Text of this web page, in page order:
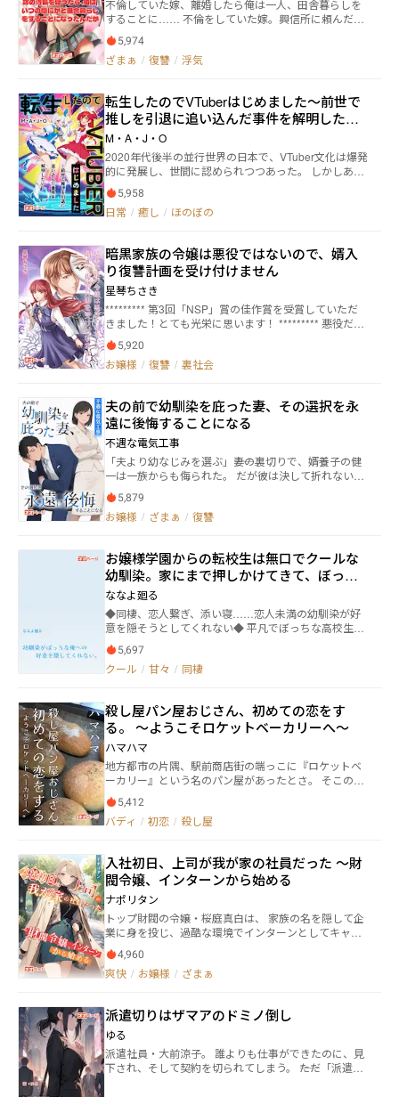
る研修を受ける。 第十四話 仕事一筋でがんばってき
た主人公は永年勤続で会社から休暇をもらうが、どう
暇をつぶしていいのか分からず･･････。 第十五話 主
人公は妻からクリスマスツリーがもらえるクイズに参
ータを駆使していた。 第十八話･･････
不倫していた嫁、離婚したら俺は一人、田舎暮らしを
することに…… 不倫をしていた嫁。興信所に頼んだら
決定的な浮気の現場の証拠を掴んだ。弁護士に相談し
て嫁とは離婚が成立した。そしたら、浮気男が金持ち
で、嫁も2人の娘も養うという。娘2人とは仲がいいと
料を使った。 カネがなくなった俺は田舎の家に引っ越
すことになった。その家の庭を掘っていたら、1つの石
像、「不動明王様」を見つけた。不憫に思い、洗って
祀っていたら娘2人が帰ってきた！ そのうち、嫁から
は復縁を求めるメールが届くようになる。俺は慣れな
い田舎暮らしにあくせくしていたのだが、娘達と田舎
での居場所づくりを進めていくのだった。 俺の幸せ
は、家族の幸せはどこにあるのか！？
5,974
ざまぁ / 復讐 / 浮気
転生したのでVTuberはじめました〜前世で
推しを引退に追い込んだ事件を解明した
い〜
M・A・J・O
2020年代後半の並行世界の日本で、VTuber文化は爆発
的に発展し、世間に認められつつあった。 しかしある
時、白鳥かなの推しているVTuberがとある事件により
引退を迫られることになる。 かなはそのことがショッ
クで周りが見えておらず、外出中車に轢かれて死亡
た。 かなは前世の記憶が残っていたため未来の知識を
活かして、多様性と革新の方向へとコミュニティを導
くことを決心する。 【現実世界ジャンル、アクティブ
ランキングにて最高第1位達成！】 【現実世界ジャン
ル、応援ランキングにて最高第1位達成！】
5,958
日常 / 癒し / ほのぼの
暗黒家族の令嬢は悪役ではないので、婿入
り復讐計画を受け付けません
星琴ちさき
********* 第3回「NSP」賞の佳作賞を受賞していただ
きました！とても光栄に思います！ ********* 悪役だと
誤解された暗黒家族の令嬢は、「婿入り復讐計画」の
攻略ターゲットにされた！？ 「冷酷毒舌の暗黒令嬢」
×「復讐のために花畑脳を演じる御曹司」 馬の合わな
カはとある暗黒家族の継承人、冷酷毒舌で融通が利か
ない。重要な家族任務を執行する途中で友人たちに裏
切られて、家から追放されそうになった。 イズルは
神農財団の御曹司。彼の家族は暗黒家族の秘密を知っ
たせいで全員が殺された。イズル一人だけが異能力の
おかげで魔の手から逃れた。 復讐するために、イズ
ルは暗黒家族のライバル組織と手を組んだ。 その組
織が提案したのは、なんと、イズルがリカの夫になっ
て、暗黒家族内部に侵入するという屈辱な「悪役令嬢
イズルは小馬鹿なCEOに扮して、リカと馬の合わない
同居生活を始める。 思わなかったのは、リカは彼が
想像した悪役令嬢ではなく、彼からの好意に全く動じ
ない石頭だった……
5,920
お嬢様 / 復讐 / 裏社会
夫の前で幼馴染を庇った妻、その選択を永
遠に後悔することになる
不遇な電気工事
「夫より幼なじみを選ぶ」――妻の裏切りで、婿養子の健
一は一族からも侮られた。 だが彼は決して折れない。
冷徹な証拠で陰謀を暴き、裏切った者を一人残らず叩
き潰す。 幼なじみは法廷で有罪、祖父は警察に連行、
白石家は破産の泥沼へ。 かつて「存在感なし」と蔑ま
った。裏切りと復讐、没落と栄光が交錯する豪門逆転
ドラマ、ここに開幕！
5,879
お嬢様 / ざまぁ / 復讐
お嬢様学園からの転校生は無口でクールな
幼馴染。家にまで押しかけてきて、ぼっち
な俺への好意を隠してくれない。
ななよ廻る
◆同棲、恋人繋ぎ、添い寝……恋人未満の幼馴染が好
意を隠そうとしてくれない◆ 平凡でぼっちな高校生活
を送っていた俺の日常が、転校生というイベントによ
って一変することになる。 11月。夏と秋が入り交じる
季節外れの転校生は俺の幼馴染だった。 妖精のような
堂々と宣言して、平穏だった俺のぼっち生活を突然終
わらせた。 当たり前のように一緒に帰るアオは、これ
また当たり前のように恋人繋ぎをしてくる。 俺とアオ
は恋人ではないのに。 けど、昔から甘えてくるアオを
拒否できたことはなく、甘んじて受け入れることしか
俺にはできなかった。 俺が暮らすアパートの近くまで
来たというのに、アオは手を離す様子も帰る素振りも
見せない。 寄っていくつもりなのか。 送っていくのが
面倒と、暗に帰るよう促したが、アオは俺を不思議そ
―」 ……なんだって？ ※この作品は『カクヨム』『ネ
オページ』に掲載しております※
5,697
クール / 甘々 / 同棲
殺し屋パン屋おじさん、初めての恋をす
る。 ～ようこそロケットベーカリーへ～
ハマハマ
地方都市の片隅、駅前商店街の端っこに『ロケットベ
ーカリー』という名のパン屋があったとさ。 そこのオ
ーナー店主はパン作りの腕は可もなく不可もなく、し
かしその実態は凄腕の殺し屋。 そんな彼が生まれて初
めての恋をした。 彼女に恋い焦がれながらもパンを焼
やってくださいませ。 ※1作者はパン屋も殺し屋も未経
験。おかしな描写があっても、こちらも暖かいキモチ
でお願いします。 ※2表紙絵のパンは作者本人が焼いて
おります。パン焼き楽しい。
5,412
バディ / 初恋 / 殺し屋
入社初日、上司が我が家の社員だった ～財
閥令嬢、インターンから始める
ナポリタン
トップ財閥の令嬢・桜庭真白は、 家族の名を隠して企
業に身を投じ、過酷な環境でインターンとしてキャリ
アをスタートさせる。 数々の悪意ある先輩たちの嫌が
らせや巧妙な職場の罠に立ち向かい、圧倒的な実力で
何度も鮮烈な逆転劇を繰り広げる。 流暢なフランス語
体を明かす！
4,960
爽快 / お嬢様 / ざまぁ
派遣切りはザマアのドミノ倒し
ゆる
派遣社員・大前涼子。 誰よりも仕事ができたのに、見
下され、そして契約を切られてしまう。 ――ただ「派遣を